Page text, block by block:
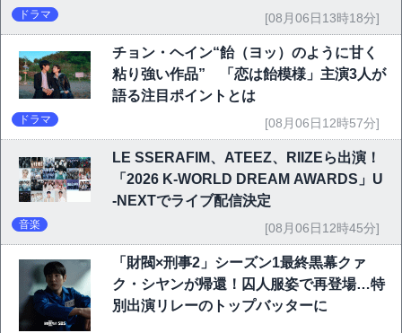
ドラマ [08月06日13時18分]
チョン・ヘイン“飴（ヨッ）のように甘く
粘り強い作品” 「恋は飴模様」主演3人が
語る注目ポイントとは
ドラマ [08月06日12時57分]
LE SSERAFIM、ATEEZ、RIIZEら出演！
「2026 K-WORLD DREAM AWARDS」U
-NEXTでライブ配信決定
音楽 [08月06日12時45分]
「財閥×刑事2」シーズン1最終黒幕クァ
ク・シヤンが帰還！囚人服姿で再登場…特
別出演リレーのトップバッターに